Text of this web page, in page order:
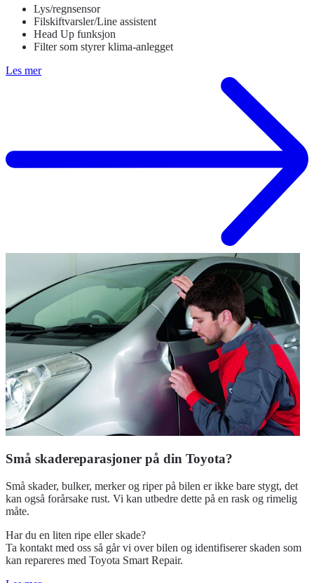
Lys/regnsensor
Filskiftvarsler/Line assistent
Head Up funksjon
Filter som styrer klima-anlegget
Les mer
Små skadereparasjoner på din Toyota?
Små skader, bulker, merker og riper på bilen er ikke bare stygt, det
kan også forårsake rust. Vi kan utbedre dette på en rask og rimelig
måte.
Har du en liten ripe eller skade?
Ta kontakt med oss så går vi over bilen og identifiserer skaden som
kan repareres med Toyota Smart Repair.